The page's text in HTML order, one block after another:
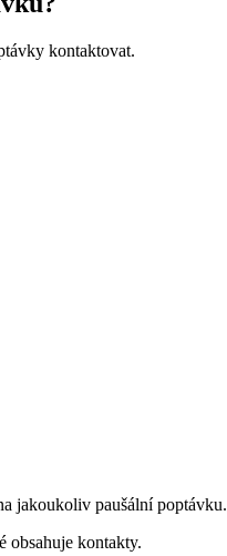
kontaktovat.
jakoukoliv paušální poptávku.
obsahuje kontakty.